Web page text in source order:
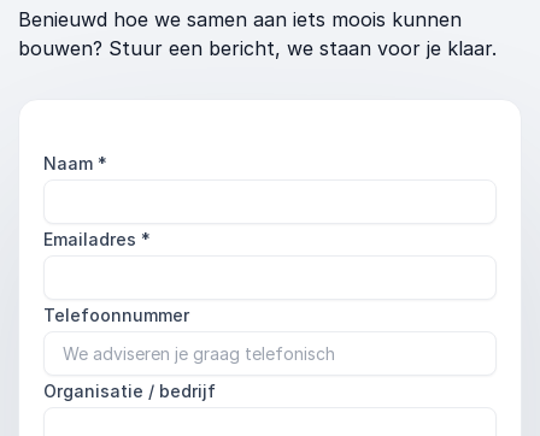
Benieuwd hoe we samen aan iets moois kunnen
bouwen? Stuur een bericht, we staan voor je klaar.
Naam *
Emailadres *
Telefoonnummer
Organisatie / bedrijf